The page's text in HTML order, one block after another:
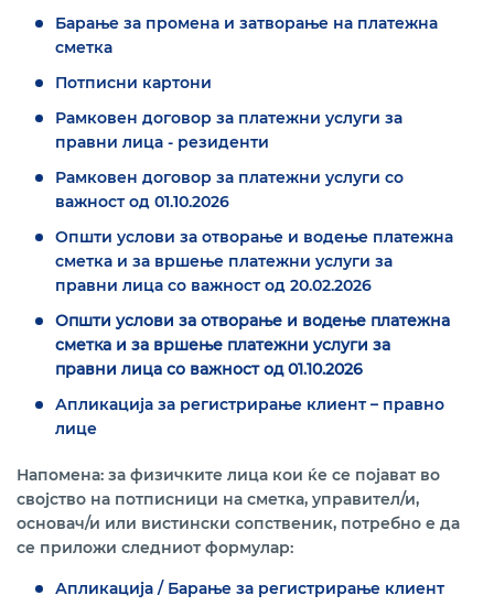
Барање за промена и затворање на платежна
сметка
Потписни картони
Рамковен договор за платежни услуги за
правни лица - резиденти
Рамковен договор за платежни услуги со
важност од 01.10.2026
Општи услови за отворање и водење платежна
сметка и за вршење платежни услуги за
правни лица со важност од 20.02.2026
Општи услови за отворање и водење платежна
сметка и за вршење платежни услуги за
правни лица со важност од 01.10.2026
Апликација за регистрирање клиент – правно
лице
Напомена: за физичките лица кои ќе се појават во
својство на потписници на сметка, управител/и,
основач/и или вистински сопственик, потребно е да
се приложи следниот формулар:
Апликација / Барање за регистрирање клиент